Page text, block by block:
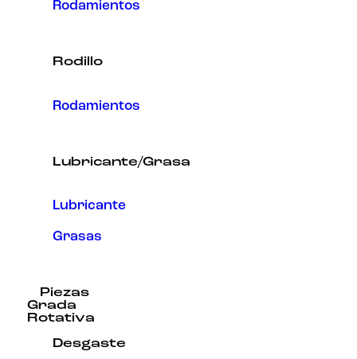
Rodamientos
Rodillo
Rodamientos
Lubricante/Grasa
Lubricante
Grasas
Piezas
Grada
Rotativa
Desgaste